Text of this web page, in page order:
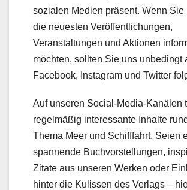
sozialen Medien präsent. Wenn Sie
die neuesten Veröffentlichungen,
Veranstaltungen und Aktionen
möchten, sollten Sie uns unbedingt
Facebook, Instagram und Twitter
Auf unseren Social-Media-Kanälen
regelmäßig interessante Inhalte
Thema Meer und Schifffahrt. Seien
spannende Buchvorstellungen,
Zitate aus unseren Werken oder
hinter die Kulissen des Verlags –